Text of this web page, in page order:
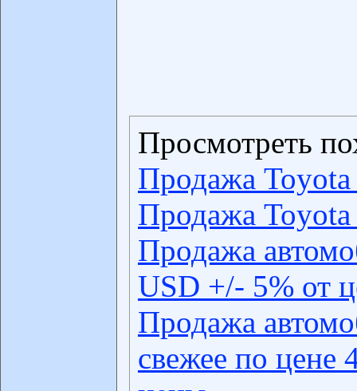
Просмотреть
Продажа
Продажа
Продажа
USD +/- 5% от
Продажа
свежее по цене